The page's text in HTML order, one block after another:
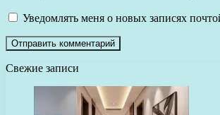
Уведомлять меня о новых записях
Свежие записи